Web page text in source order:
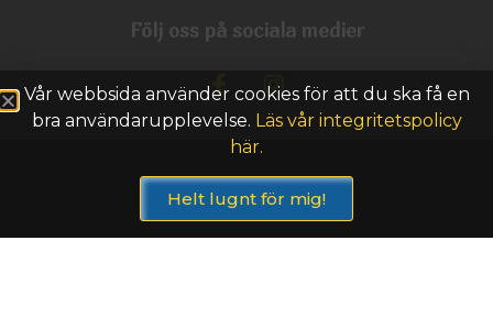
Följ oss på sociala medier
Vår webbsida använder cookies för att du ska få en
bra användarupplevelse. Läs vår integritetspolicy
här.
Helt lugnt för mig!